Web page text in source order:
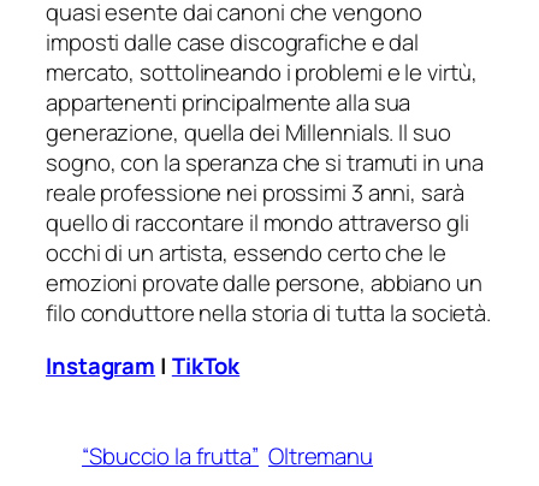
quasi esente dai canoni che vengono
imposti dalle case discografiche e dal
mercato, sottolineando i problemi e le virtù,
appartenenti principalmente alla sua
generazione, quella dei Millennials. Il suo
sogno, con la speranza che si tramuti in una
reale professione nei prossimi 3 anni, sarà
quello di raccontare il mondo attraverso gli
occhi di un artista, essendo certo che le
emozioni provate dalle persone, abbiano un
filo conduttore nella storia di tutta la società.
Instagram | TikTok
“Sbuccio la frutta” Oltremanu